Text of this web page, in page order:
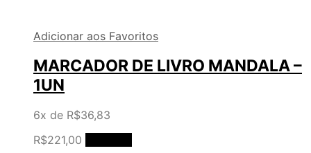
Adicionar aos Favoritos
MARCADOR DE LIVRO MANDALA –
1UN
6x de R$36,83
R$221,00